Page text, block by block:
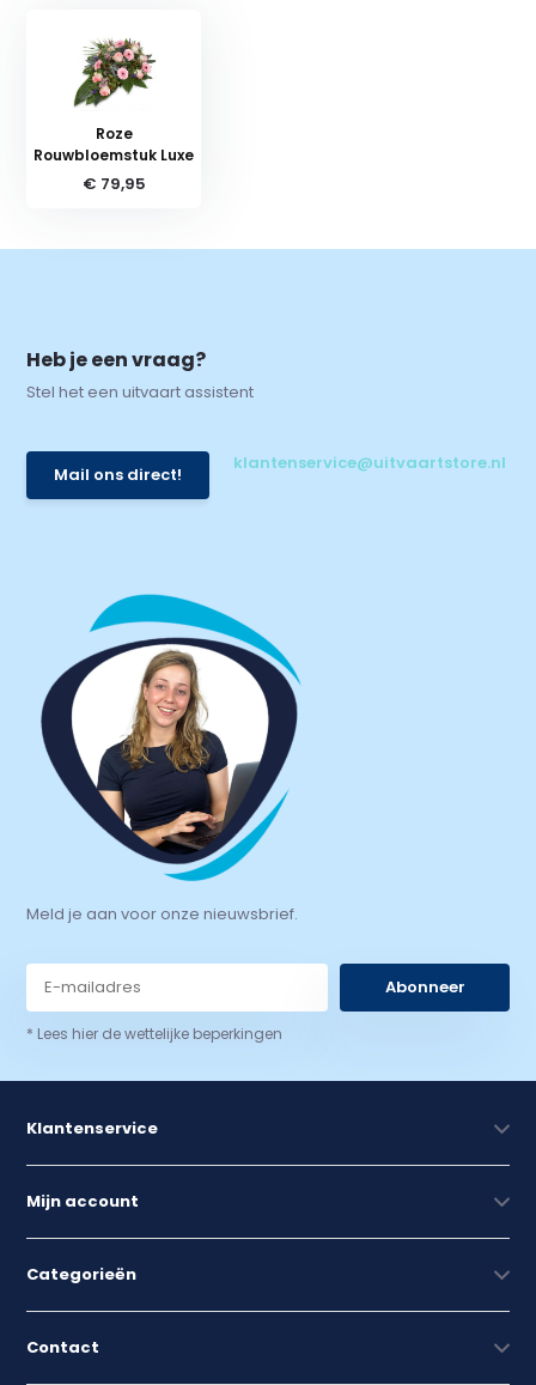
Roze
Rouwbloemstuk Luxe
€ 79,95
Heb je een vraag?
Stel het een uitvaart assistent
Mail ons direct!
klantenservice@uitvaartstore.nl
Meld je aan voor onze nieuwsbrief.
Abonneer
* Lees hier de wettelijke beperkingen
Klantenservice
Mijn account
Categorieën
Contact